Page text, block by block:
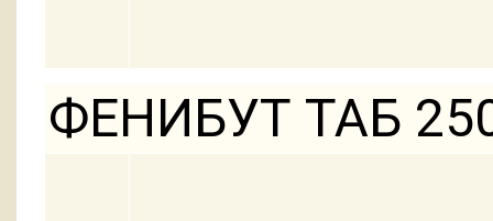
ФЕНИБУТ ТАБ